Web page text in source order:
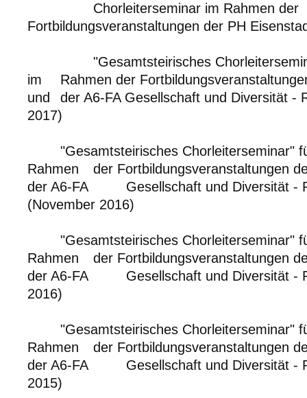
Chorleiterseminar im Rahmen der
Fortbildungsveranstaltungen der PH
"Gesamtsteirisches
im
Rahmen der
und
der A6-FA Gesellschaft und Diversität -
2017)
"Gesamtsteirisches Chorleiterseminar"
Rahmen
der Fortbildungsveranstaltungen
der A6-FA
Gesellschaft und Diversität -
(November 2016)
"Gesamtsteirisches Chorleiterseminar"
Rahmen
der Fortbildungsveranstaltungen
der A6-FA
Gesellschaft und Diversität -
2016)
"Gesamtsteirisches Chorleiterseminar"
Rahmen
der Fortbildungsveranstaltungen
der A6-FA
Gesellschaft und Diversität -
2015)